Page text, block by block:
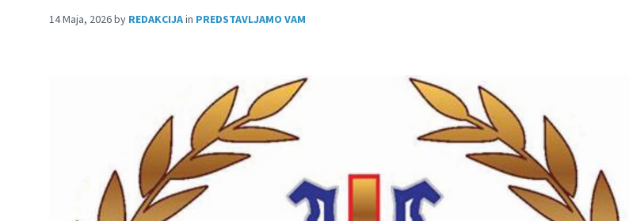
14 Maja, 2026by REDAKCIJAin PREDSTAVLJAMO VAM